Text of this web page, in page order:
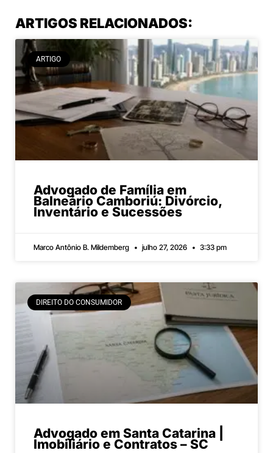
ARTIGOS RELACIONADOS:
ARTIGO
Advogado de Família em
Balneário Camboriú: Divórcio,
Inventário e Sucessões
Marco Antônio B. Mildemberg julho 27, 2026 3:33 pm
DIREITO DO CONSUMIDOR
Advogado em Santa Catarina |
Imobiliário e Contratos – SC